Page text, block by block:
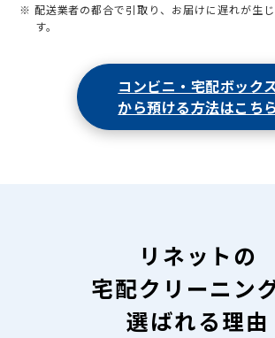
※ 配送業者の都合で引取り、お届けに遅れが生
す。
コンビニ・宅配ボック
から預ける方法はこちら
リネットの
宅配クリーニン
選ばれる理由